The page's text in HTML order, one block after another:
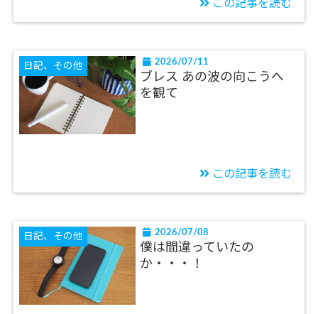
この記事を読む
日記、その他 2026/07/11
ブレス あの波の向こうへ
を観て
この記事を読む
日記、その他 2026/07/08
僕は間違っていたの
か・・・！